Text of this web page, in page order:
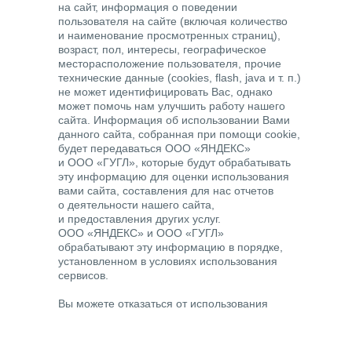
на сайт, информация о поведении
пользователя на сайте (включая количество
и наименование просмотренных страниц),
возраст, пол, интересы, географическое
месторасположение пользователя, прочие
технические данные (cookies, flash, java и т. п.)
не может идентифицировать Вас, однако
может помочь нам улучшить работу нашего
сайта. Информация об использовании Вами
данного сайта, собранная при помощи cookie,
будет передаваться ООО «ЯНДЕКС»
и ООО «ГУГЛ», которые будут обрабатывать
эту информацию для оценки использования
вами сайта, составления для нас отчетов
о деятельности нашего сайта,
и предоставления других услуг.
ООО «ЯНДЕКС» и ООО «ГУГЛ»
обрабатывают эту информацию в порядке,
установленном в условиях использования
сервисов.
Вы можете отказаться от использования